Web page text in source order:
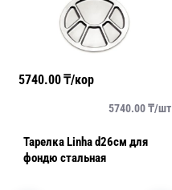
5740.00₸/кор
5740.00₸/шт
Тарелка Linha d26см для
фондю стальная